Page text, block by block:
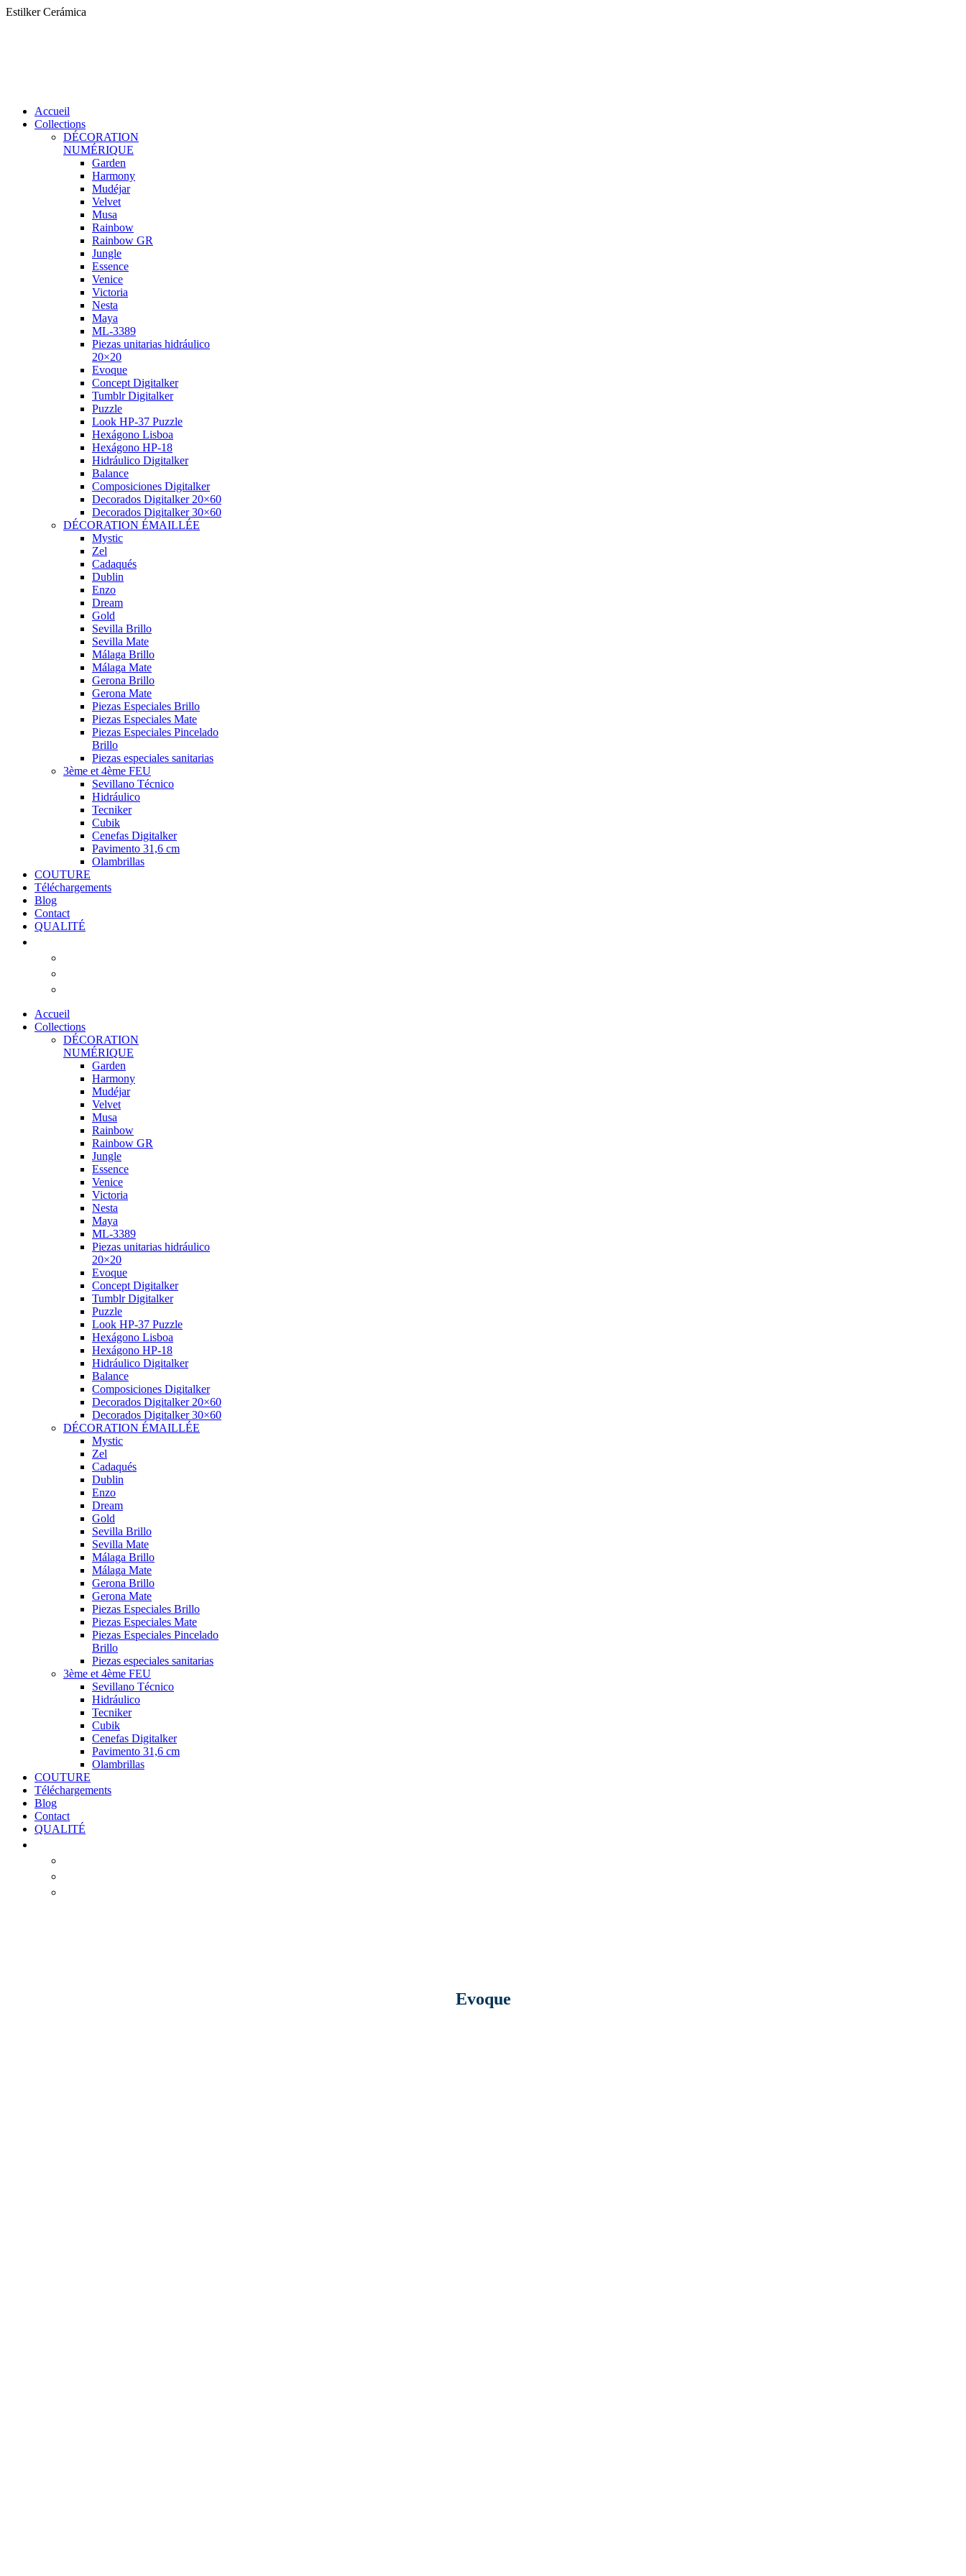
Aller
Estilker Cerámica
Accueil
Collections
DÉCORATION
NUMÉRIQUE
Garden
Harmony
Mudéjar
Velvet
Musa
Rainbow
Rainbow GR
Jungle
Essence
Venice
Victoria
Nesta
Maya
ML-3389
Piezas unitarias hidráulico
20×20
Evoque
Concept Digitalker
Tumblr Digitalker
Puzzle
Look HP-37 Puzzle
Hexágono Lisboa
Hexágono HP-18
Hidráulico Digitalker
Balance
Composiciones Digitalker
Decorados Digitalker 20×60
Decorados Digitalker 30×60
DÉCORATION ÉMAILLÉE
Mystic
Zel
Cadaqués
Dublin
Enzo
Dream
Gold
Sevilla Brillo
Sevilla Mate
Málaga Brillo
Málaga Mate
Gerona Brillo
Gerona Mate
Piezas Especiales Brillo
Piezas Especiales Mate
Piezas Especiales Pincelado
Brillo
Piezas especiales sanitarias
3ème et 4ème FEU
Sevillano Técnico
Hidráulico
Tecniker
Cubik
Cenefas Digitalker
Pavimento 31,6 cm
Olambrillas
COUTURE
Téléchargements
Blog
Contact
QUALITÉ
Accueil
Collections
DÉCORATION
NUMÉRIQUE
Garden
Harmony
Mudéjar
Velvet
Musa
Rainbow
Rainbow GR
Jungle
Essence
Venice
Victoria
Nesta
Maya
ML-3389
Piezas unitarias hidráulico
20×20
Evoque
Concept Digitalker
Tumblr Digitalker
Puzzle
Look HP-37 Puzzle
Hexágono Lisboa
Hexágono HP-18
Hidráulico Digitalker
Balance
Composiciones Digitalker
Decorados Digitalker 20×60
Decorados Digitalker 30×60
DÉCORATION ÉMAILLÉE
Mystic
Zel
Cadaqués
Dublin
Enzo
Dream
Gold
Sevilla Brillo
Sevilla Mate
Málaga Brillo
Málaga Mate
Gerona Brillo
Gerona Mate
Piezas Especiales Brillo
Piezas Especiales Mate
Piezas Especiales Pincelado
Brillo
Piezas especiales sanitarias
3ème et 4ème FEU
Sevillano Técnico
Hidráulico
Tecniker
Cubik
Cenefas Digitalker
Pavimento 31,6 cm
Olambrillas
COUTURE
Téléchargements
Blog
Contact
QUALITÉ
Evoque